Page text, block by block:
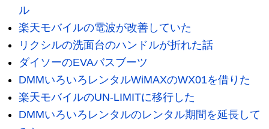
ル
楽天モバイルの電波が改善していた
リクシルの洗面台のハンドルが折れた話
ダイソーのEVAバスブーツ
DMMいろいろレンタルWiMAXのWX01を借りた
楽天モバイルのUN-LIMITに移行した
DMMいろいろレンタルのレンタル期間を延長して